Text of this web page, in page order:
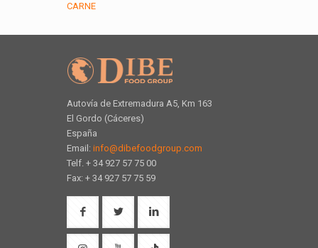
CARNE
Autovía de Extremadura A5, Km 163
El Gordo (Cáceres)
España
Email: info@dibefoodgroup.com
Telf. + 34 927 57 75 00
Fax: + 34 927 57 75 59